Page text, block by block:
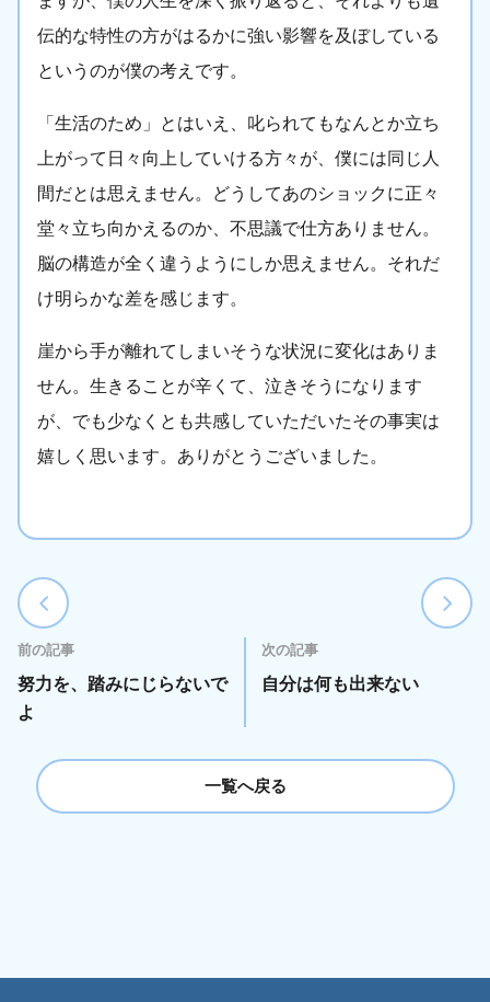
伝的な特性の方がはるかに強い影響を及ぼしている
というのが僕の考えです。
「生活のため」とはいえ、叱られてもなんとか立ち
上がって日々向上していける方々が、僕には同じ人
間だとは思えません。どうしてあのショックに正々
堂々立ち向かえるのか、不思議で仕方ありません。
脳の構造が全く違うようにしか思えません。それだ
け明らかな差を感じます。
崖から手が離れてしまいそうな状況に変化はありま
せん。生きることが辛くて、泣きそうになります
が、でも少なくとも共感していただいたその事実は
嬉しく思います。ありがとうございました。
前の記事
努力を、踏みにじらないで
よ
次の記事
自分は何も出来ない
一覧へ戻る